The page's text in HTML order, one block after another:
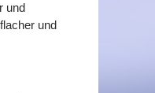
und
und